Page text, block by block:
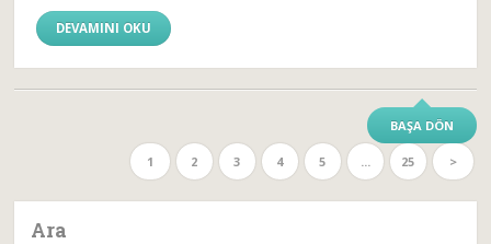
DEVAMINI OKU
BAŞA DÖN
1 2 3 4 5 ... 25 >
Ara